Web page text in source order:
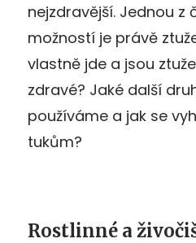
nejzdravější. Jednou z
možností je právě
vlastně jde a jsou
zdravé? Jaké další
používáme a jak se
tukům?
Rostlinné a